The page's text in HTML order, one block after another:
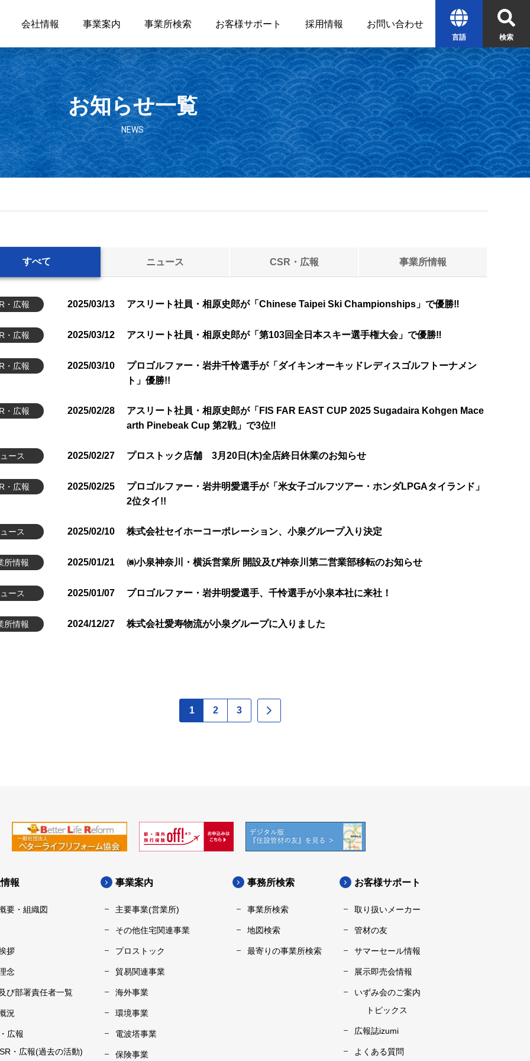
会社情報 事業案内 事業所検索 お客様サポート 採用情報 お問い合わせ
言語
English 中文 한글
検索
検索
お知らせ一覧
NEWS
すべて ニュース CSR・広報 事業所情報
・広報 2025/03/13 アスリート社員・相原史郎が「Chinese Taipei Ski Championships」で優勝‼
・広報 2025/03/12 アスリート社員・相原史郎が「第103回全日本スキー選手権大会」で優勝‼
・広報 2025/03/10
プロゴルファー・岩井千怜選手が「ダイキンオーキッドレディスゴルフトーナメン
ト」優勝!!
・広報 2025/02/28
アスリート社員・相原史郎が「FIS FAR EAST CUP 2025 Sugadaira Kohgen Mace
arth Pinebeak Cup 第2戦」で3位‼
ース 2025/02/27 プロストック店舗 3月20日(木)全店終日休業のお知らせ
・広報 2025/02/25
プロゴルファー・岩井明愛選手が「米女子ゴルフツアー・ホンダLPGAタイランド」
2位タイ!!
ース 2025/02/10 株式会社セイホーコーポレーション、小泉グループ入り決定
所情報 2025/01/21 ㈱小泉神奈川・横浜営業所 開設及び神奈川第二営業部移転のお知らせ
ース 2025/01/07 プロゴルファー・岩井明愛選手、千怜選手が小泉本社に来社！
所情報 2024/12/27 株式会社愛寿物流が小泉グループに入りました
1 2 3
報
要・組織図
拶
念
び部署責任者一覧
況
広報
・広報(過去の活動)
事業案内
主要事業(営業所)
その他住宅関連事業
プロストック
貿易関連事業
海外事業
環境事業
電波塔事業
保険事業
事務所検索
事業所検索
地図検索
最寄りの事業所検索
お客様サポート
取り扱いメーカー
管材の友
サマーセール情報
展示即売会情報
いずみ会のご案内
トピックス
広報誌izumi
よくある質問